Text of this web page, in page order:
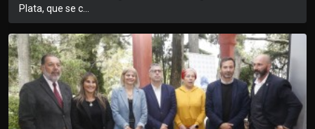
Plata, que se c...